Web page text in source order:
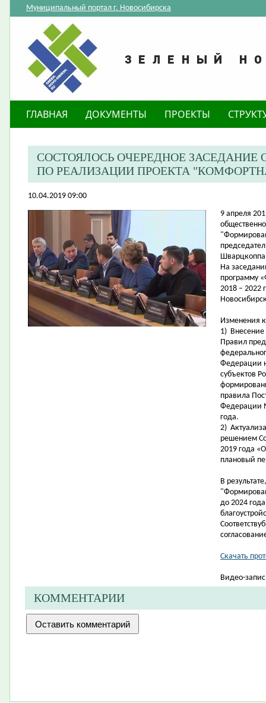
Муниципальный портал г. Новосибирска
ГЛАВНАЯ ДОКУМЕНТЫ ПРОЕКТЫ
СОСТОЯЛОСЬ ОЧЕРЕДНОЕ
ПО РЕАЛИЗАЦИИ ПРОЕКТА
10.04.2019 09:00
​9 апреля
На
программу
2018 – 2022
Изменения
1) В
Правил
Федерации
субъектов
правила
Федерации
года.
2) А
решением
2019 года
плановый
В
до 2024
Скачать
Видео-
КОММЕНТАРИИ